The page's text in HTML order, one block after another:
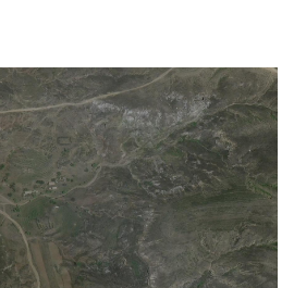
名
称
联
系
方
式
提交咨询表单Submit Close